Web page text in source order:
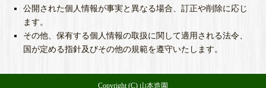
公開された個人情報が事実と異なる場合、訂正や削除に応じ
ます。
その他、保有する個人情報の取扱に関して適用される法令、
国が定める指針及びその他の規範を遵守いたします。
Copyright (C) 山本造園